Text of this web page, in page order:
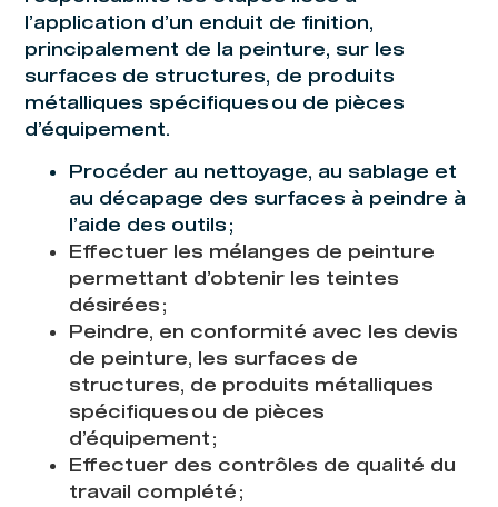
l’application d’un enduit de finition,
principalement de la peinture, sur les
surfaces de structures, de produits
métalliques spécifiques ou de pièces
d’équipement.
Procéder au nettoyage, au sablage et
au décapage des surfaces à peindre à
l’aide des outils ;
Effectuer les mélanges de peinture
permettant d’obtenir les teintes
désirées ;
Peindre, en conformité avec les devis
de peinture, les surfaces de
structures, de produits métalliques
spécifiques ou de pièces
d’équipement ;
Effectuer des contrôles de qualité du
travail complété ;